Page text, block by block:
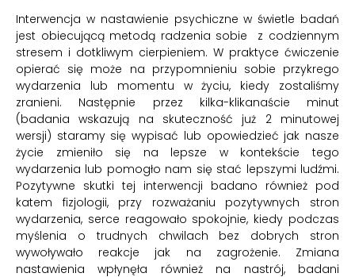
Interwencja w nastawienie psychiczne w świetle badań
jest obiecującą metodą radzenia sobie z codziennym
stresem i dotkliwym cierpieniem. W praktyce ćwiczenie
opierać się może na przypomnieniu sobie przykrego
wydarzenia lub momentu w życiu, kiedy zostaliśmy
zranieni. Następnie przez kilka-klikanaście minut
(badania wskazują na skuteczność już 2 minutowej
wersji) staramy się wypisać lub opowiedzieć jak nasze
życie zmieniło się na lepsze w kontekście tego
wydarzenia lub pomogło nam się stać lepszymi ludźmi.
Pozytywne skutki tej interwencji badano również pod
katem fizjologii, przy rozważaniu pozytywnych stron
wydarzenia, serce reagowało spokojnie, kiedy podczas
myślenia o trudnych chwilach bez dobrych stron
wywoływało reakcje jak na zagrożenie. Zmiana
nastawienia wpłynęła również na nastrój, badani